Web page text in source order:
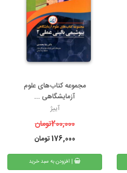
مجموعه کتاب‌های علوم
آزمایشگاهی ...
آییژ
200,000تومان
176,000تومان
| افزودن به سبد خرید